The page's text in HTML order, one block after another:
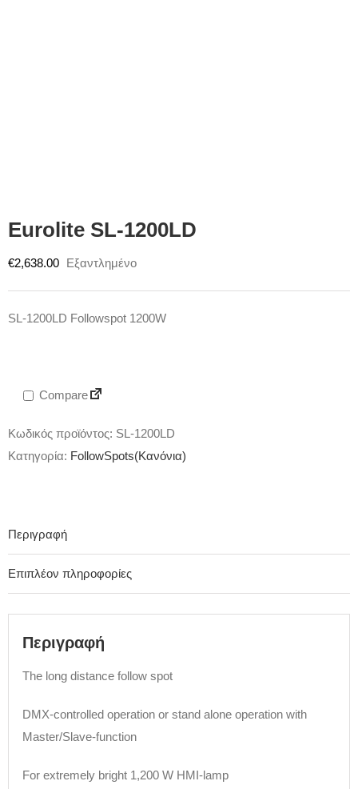
Eurolite SL-1200LD
€2,638.00 Εξαντλημένο
SL-1200LD Followspot 1200W
Compare
Κωδικός προϊόντος: SL-1200LD
Κατηγορία: FollowSpots(Κανόνια)
Περιγραφή
Επιπλέον πληροφορίες
Περιγραφή
The long distance follow spot
DMX-controlled operation or stand alone operation with
Master/Slave-function
For extremely bright 1,200 W HMI-lamp